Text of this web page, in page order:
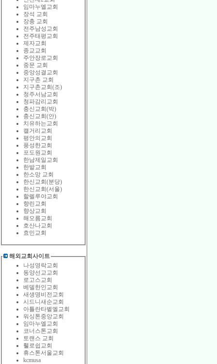
임마누엘교회
장석 교회
장충 교회
전주남성교회
전주태평교회
제자교회
종교교회
주안장로교회
중문 교회
중앙성결교회
지구촌 교회
지구촌교회(조)
청주서남교회
청파감리교회
충신교회(박)
충신교회(안)
치유하는교회
캘거리교회
평안의교회
풍성한교회
포도원교회
한남제일교회
한밭교회
한소망 교회
한신교회(분당)
한신교회(서울)
할렐루야교회
향린교회
향상교회
해오름교회
호산나교회
효민교회
해외교회사이트
나성영락교회
동양선교교회
로고스교회
베델한인교회
새생명비전교회
시드니새순교회
아틀란타벹엘교회
워싱톤중앙교회
임마누엘교회
코너스톤교회
토랜스 교회
휄로쉽교회
휴스톤서울교회
kcmusa